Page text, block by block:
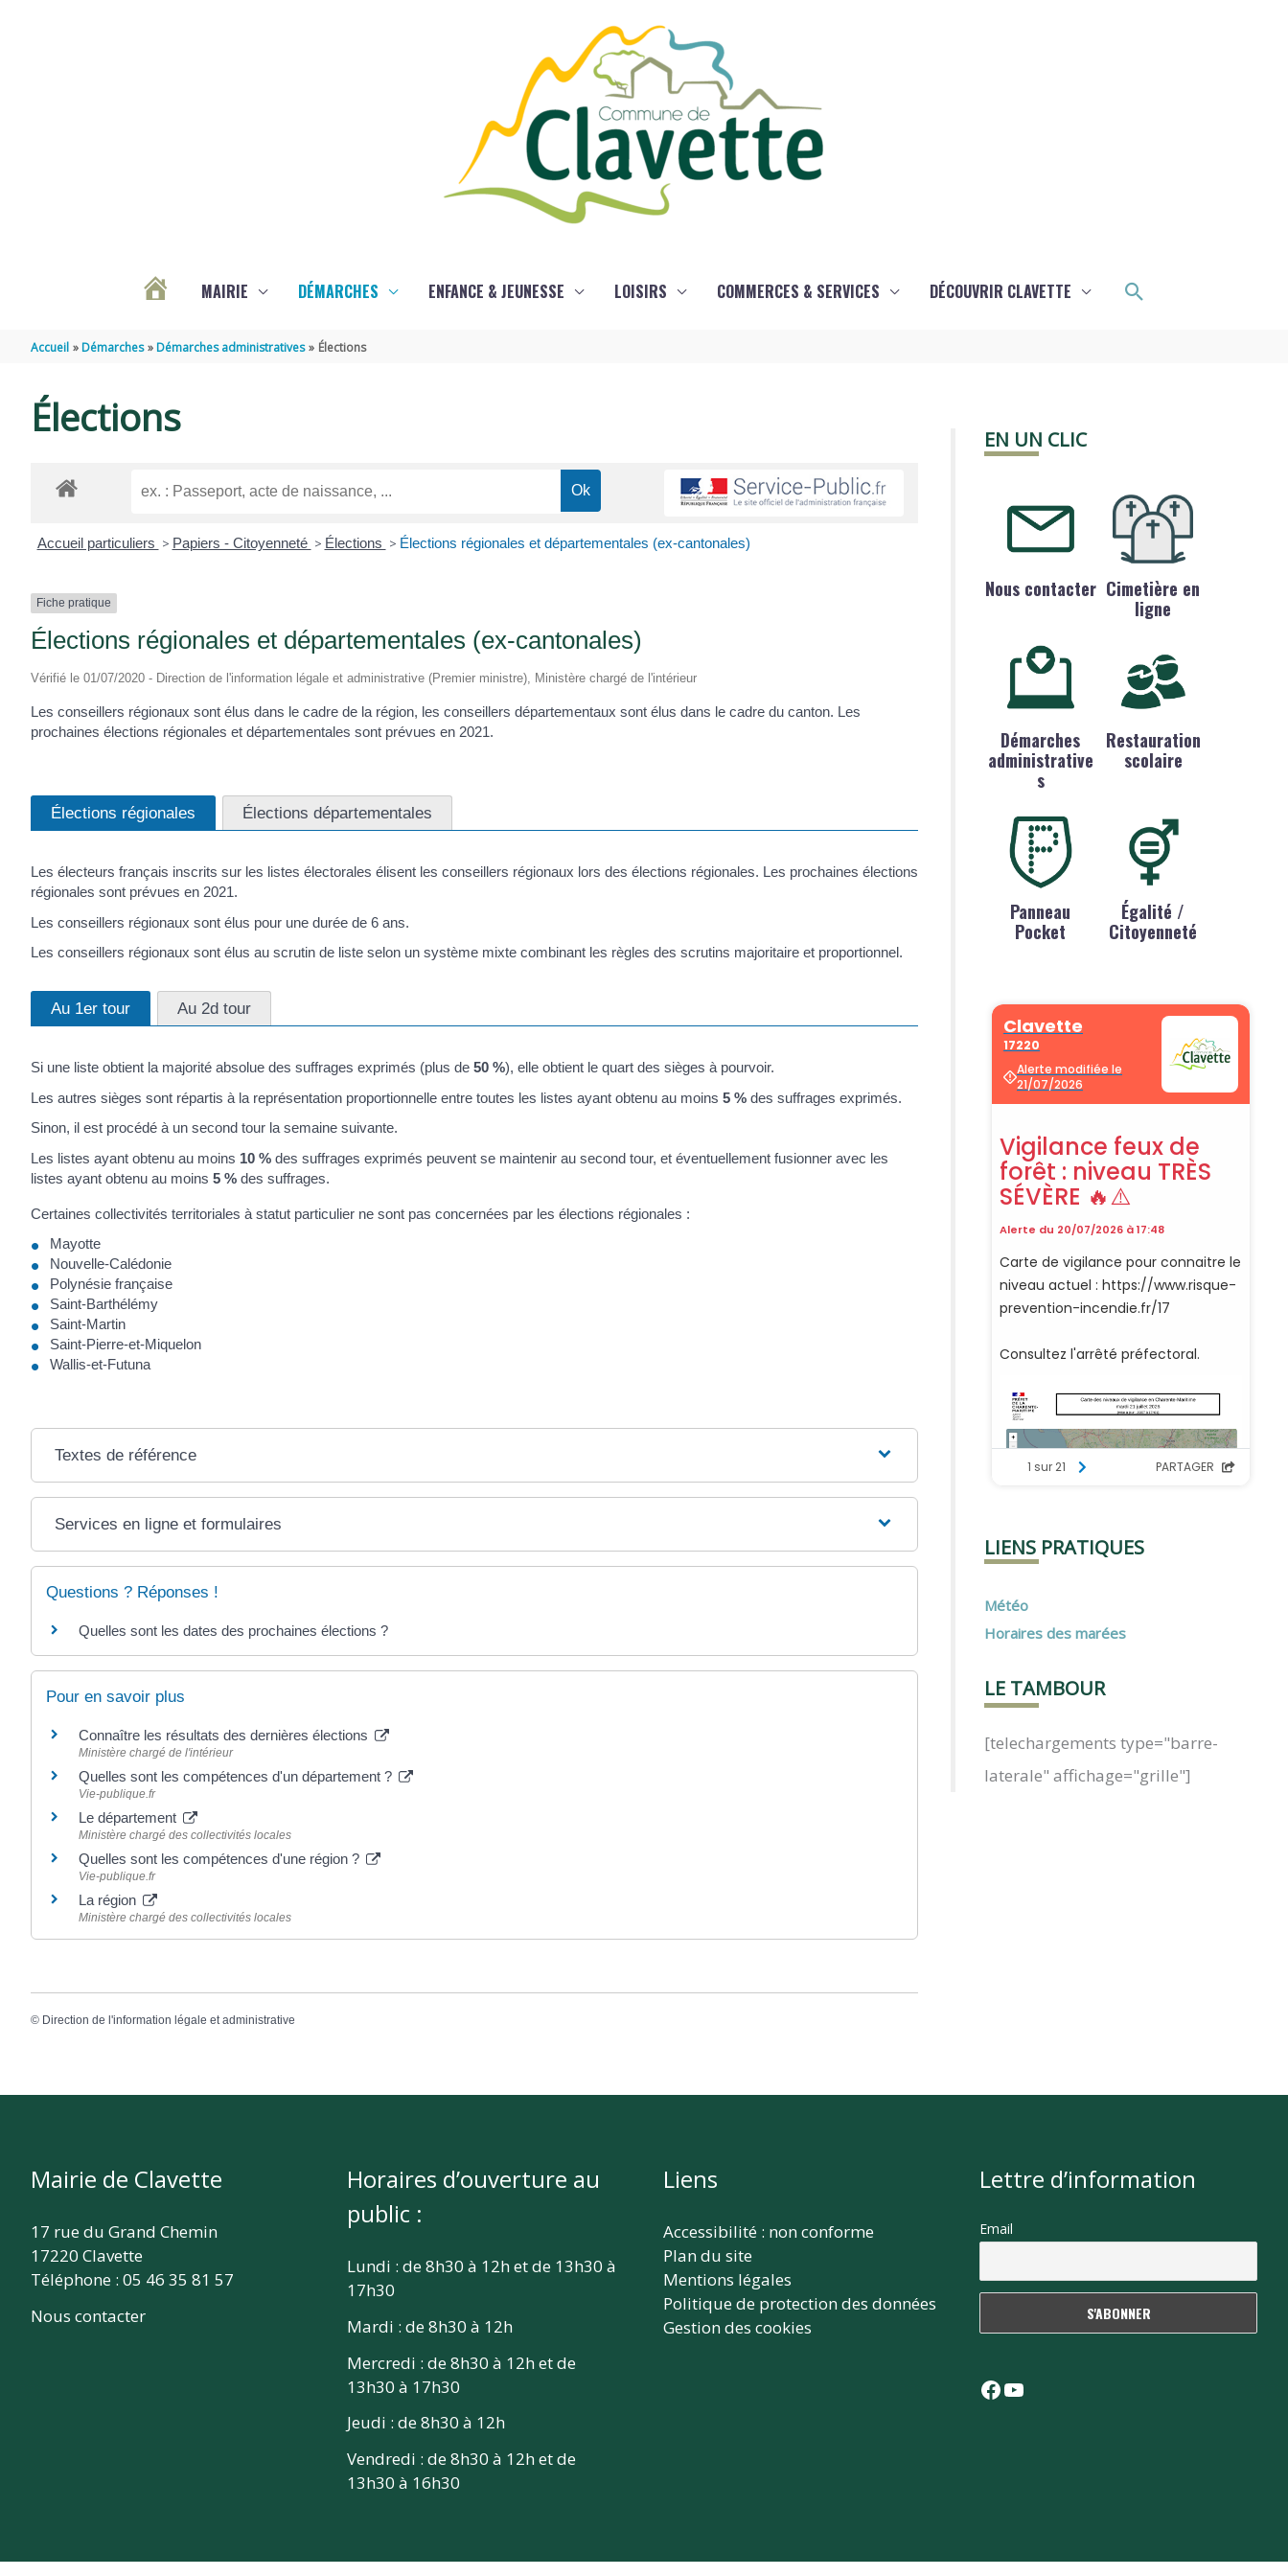
MAIRIE DÉMARCHES ENFANCE & JEUNESSE LOISIRS COMMERCES & SERVICES DÉCOUVRIR CLAVETTE Rechercher
Accueil Démarches Démarches administratives Élections
Élections
Accueil particuliers > Papiers - Citoyenneté > Élections > Élections régionales et départementales (ex-cantonales)
Fiche pratique
Élections régionales et départementales (ex-cantonales)
Vérifié le 01/07/2020 - Direction de l'information légale et administrative (Premier ministre), Ministère chargé de l'intérieur
Les conseillers régionaux sont élus dans le cadre de la région, les conseillers départementaux sont élus dans le cadre du canton. Les
prochaines élections régionales et départementales sont prévues en 2021.
Élections régionales Élections départementales
Les électeurs français inscrits sur les listes électorales élisent les conseillers régionaux lors des élections régionales. Les prochaines élections
régionales sont prévues en 2021.
Les conseillers régionaux sont élus pour une durée de 6 ans.
Les conseillers régionaux sont élus au scrutin de liste selon un système mixte combinant les règles des scrutins majoritaire et proportionnel.
Au 1er tour Au 2d tour
Si une liste obtient la majorité absolue des suffrages exprimés (plus de 50 %), elle obtient le quart des sièges à pourvoir.
Les autres sièges sont répartis à la représentation proportionnelle entre toutes les listes ayant obtenu au moins 5 % des suffrages exprimés.
Sinon, il est procédé à un second tour la semaine suivante.
Les listes ayant obtenu au moins 10 % des suffrages exprimés peuvent se maintenir au second tour, et éventuellement fusionner avec les
listes ayant obtenu au moins 5 % des suffrages.
Certaines collectivités territoriales à statut particulier ne sont pas concernées par les élections régionales :
Mayotte
Nouvelle-Calédonie
Polynésie française
Saint-Barthélémy
Saint-Martin
Saint-Pierre-et-Miquelon
Wallis-et-Futuna
Textes de référence
Services en ligne et formulaires
Questions ? Réponses !
Quelles sont les dates des prochaines élections ?
Pour en savoir plus
Connaître les résultats des dernières élections
Ministère chargé de l'intérieur
Quelles sont les compétences d'un département ?
Vie-publique.fr
Le département
Ministère chargé des collectivités locales
Quelles sont les compétences d'une région ?
Vie-publique.fr
La région
Ministère chargé des collectivités locales
© Direction de l'information légale et administrative
EN UN CLIC
Nous contacter Cimetière en
ligne
Démarches
administrative
s
Restauration
scolaire
Panneau
Pocket
Égalité /
Citoyenneté
LIENS PRATIQUES
Météo
Horaires des marées
LE TAMBOUR
[telechargements type="barre-
laterale" affichage="grille"]
Mairie de Clavette
17 rue du Grand Chemin
17220 Clavette
Téléphone : 05 46 35 81 57
Nous contacter
Horaires d’ouverture au
public :
Lundi : de 8h30 à 12h et de 13h30 à
17h30
Mardi : de 8h30 à 12h
Mercredi : de 8h30 à 12h et de
13h30 à 17h30
Jeudi : de 8h30 à 12h
Vendredi : de 8h30 à 12h et de
13h30 à 16h30
Liens
Accessibilité : non conforme
Plan du site
Mentions légales
Politique de protection des données
Gestion des cookies
Lettre d’information
Email
Facebook
YouTube